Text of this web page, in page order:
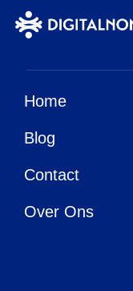
Home
Blog
Contact
Over Ons